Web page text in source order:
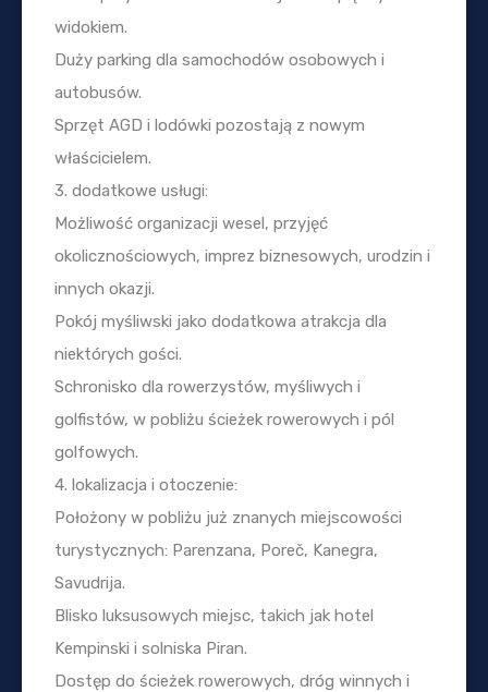
widokiem.
Duży parking dla samochodów osobowych i
autobusów.
Sprzęt AGD i lodówki pozostają z nowym
właścicielem.
3. dodatkowe usługi:
Możliwość organizacji wesel, przyjęć
okolicznościowych, imprez biznesowych, urodzin i
innych okazji.
Pokój myśliwski jako dodatkowa atrakcja dla
niektórych gości.
Schronisko dla rowerzystów, myśliwych i
golfistów, w pobliżu ścieżek rowerowych i pól
golfowych.
4. lokalizacja i otoczenie:
Położony w pobliżu już znanych miejscowości
turystycznych: Parenzana, Poreč, Kanegra,
Savudrija.
Blisko luksusowych miejsc, takich jak hotel
Kempinski i solniska Piran.
Dostęp do ścieżek rowerowych, dróg winnych i